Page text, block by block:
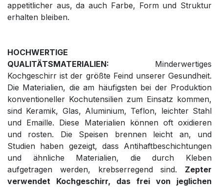
appetitlicher aus, da auch Farbe, Form und Struktur
erhalten bleiben.
HOCHWERTIGE
QUALITÄTSMATERIALIEN: Minderwertiges
Kochgeschirr ist der größte Feind unserer Gesundheit.
Die Materialien, die am häufigsten bei der Produktion
konventioneller Kochutensilien zum Einsatz kommen,
sind Keramik, Glas, Aluminium, Teflon, leichter Stahl
und Emaille. Diese Materialien können oft oxidieren
und rosten. Die Speisen brennen leicht an, und
Studien haben gezeigt, dass Antihaftbeschichtungen
und ähnliche Materialien, die durch Kleben
aufgetragen werden, krebserregend sind. Zepter
verwendet Kochgeschirr, das frei von jeglichen